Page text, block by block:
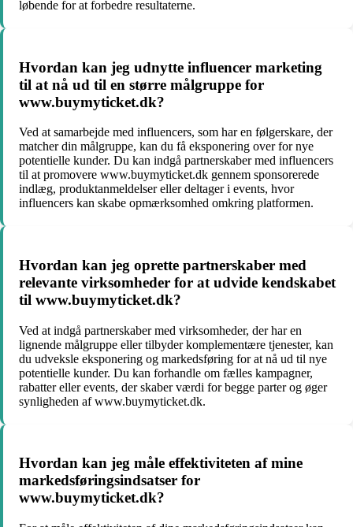
løbende for at forbedre resultaterne.
Hvordan kan jeg udnytte influencer marketing
til at nå ud til en større målgruppe for
www.buymyticket.dk?
Ved at samarbejde med influencers, som har en følgerskare, der
matcher din målgruppe, kan du få eksponering over for nye
potentielle kunder. Du kan indgå partnerskaber med influencers
til at promovere www.buymyticket.dk gennem sponsorerede
indlæg, produktanmeldelser eller deltager i events, hvor
influencers kan skabe opmærksomhed omkring platformen.
Hvordan kan jeg oprette partnerskaber med
relevante virksomheder for at udvide kendskabet
til www.buymyticket.dk?
Ved at indgå partnerskaber med virksomheder, der har en
lignende målgruppe eller tilbyder komplementære tjenester, kan
du udveksle eksponering og markedsføring for at nå ud til nye
potentielle kunder. Du kan forhandle om fælles kampagner,
rabatter eller events, der skaber værdi for begge parter og øger
synligheden af www.buymyticket.dk.
Hvordan kan jeg måle effektiviteten af mine
markedsføringsindsatser for
www.buymyticket.dk?